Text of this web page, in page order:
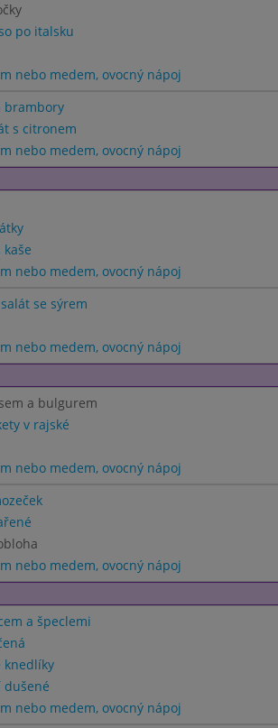
po italsku
nebo medem, ovocný nápoj
brambory
s citronem
nebo medem, ovocný nápoj
nebo medem, ovocný nápoj
se sýrem
nebo medem, ovocný nápoj
a bulgurem
v rajské
nebo medem, ovocný nápoj
nebo medem, ovocný nápoj
a špeclemi
knedlíky
dušené
nebo medem, ovocný nápoj